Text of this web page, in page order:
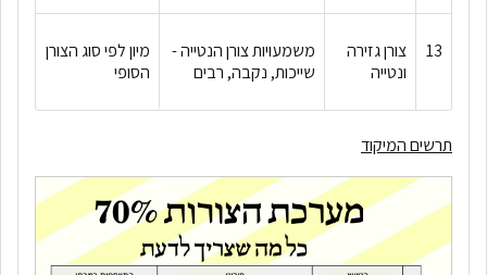
13
צורן גזירה
ונטייה
משמעויות צורן הנטייה -
שייכות, נקבה, רבים
מיון לפי סוג הצורן
הסופי
תרשים המיקוד